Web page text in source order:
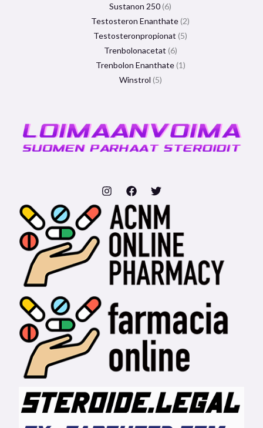
Sustanon 250 6
Testosteron Enanthate 2
Testosteronpropionat 5
Trenbolonacetat 6
Trenbolon Enanthate 1
Winstrol 5